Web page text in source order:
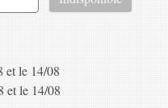
et le 14/08
et le 14/08